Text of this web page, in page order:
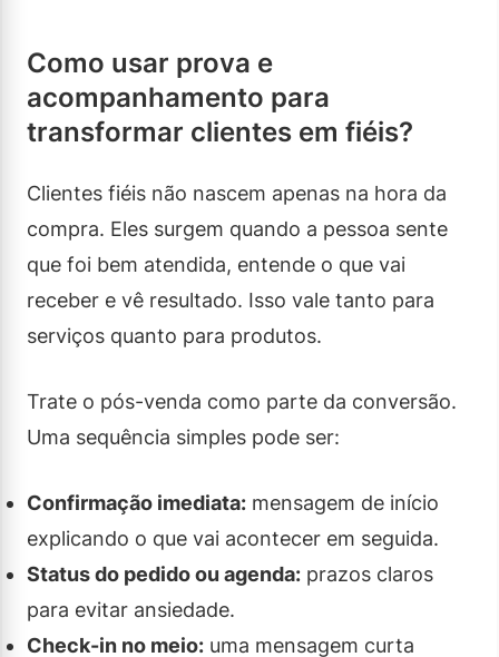
Como usar prova e
acompanhamento para
transformar clientes em fiéis?
Clientes fiéis não nascem apenas na hora da
compra. Eles surgem quando a pessoa sente
que foi bem atendida, entende o que vai
receber e vê resultado. Isso vale tanto para
serviços quanto para produtos.
Trate o pós-venda como parte da conversão.
Uma sequência simples pode ser:
Confirmação imediata: mensagem de início
explicando o que vai acontecer em seguida.
Status do pedido ou agenda: prazos claros
para evitar ansiedade.
Check-in no meio: uma mensagem curta